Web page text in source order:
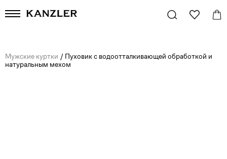
Мужские куртки / Пуховик с водоотталкивающей обработкой и
натуральным мехом